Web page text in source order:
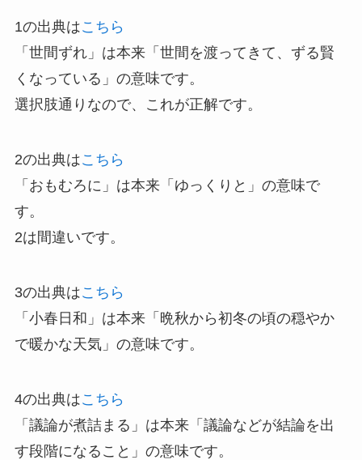
1の出典はこちら
「世間ずれ」は本来「世間を渡ってきて、ずる賢
くなっている」の意味です。
選択肢通りなので、これが正解です。
2の出典はこちら
「おもむろに」は本来「ゆっくりと」の意味で
す。
2は間違いです。
3の出典はこちら
「小春日和」は本来「晩秋から初冬の頃の穏やか
で暖かな天気」の意味です。
4の出典はこちら
「議論が煮詰まる」は本来「議論などが結論を出
す段階になること」の意味です。